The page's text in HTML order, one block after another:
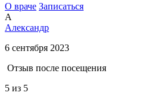
О враче Записаться
А
Александр
6 сентября 2023
Отзыв после посещения
5 из 5